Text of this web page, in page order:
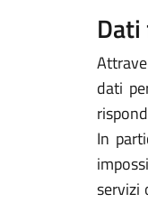
dati
In
servizi